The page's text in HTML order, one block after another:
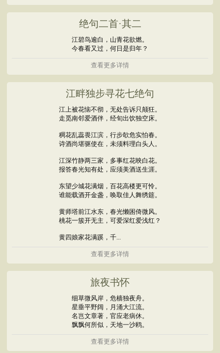
绝句二首·其二
江碧鸟逾白，山青花欲燃。
今春看又过，何日是归年？
查看更多详情
江畔独步寻花七绝句
江上被花恼不彻，无处告诉只颠狂。
走觅南邻爱酒伴，经旬出饮独空床。
稠花乱蕊畏江滨，行步欹危实怕春。
诗酒尚堪驱使在，未须料理白头人。
江深竹静两三家，多事红花映白花。
报答春光知有处，应须美酒送生涯。
东望少城花满烟，百花高楼更可怜。
谁能载酒开金盏，唤取佳人舞绣筵。
黄师塔前江水东，春光懒困倚微风。
桃花一簇开无主，可爱深红爱浅红？
黄四娘家花满蹊，千...
查看更多详情
旅夜书怀
细草微风岸，危樯独夜舟。
星垂平野阔，月涌大江流。
名岂文章著，官应老病休。
飘飘何所似，天地一沙鸥。
查看更多详情